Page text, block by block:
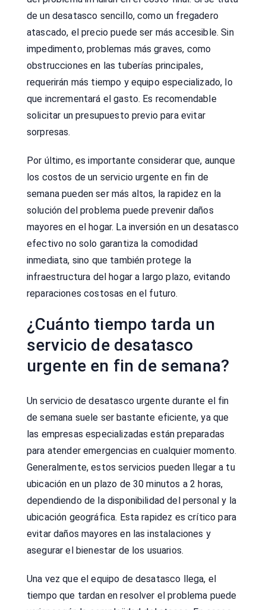
de un desatasco sencillo, como un fregadero
atascado, el precio puede ser más accesible. Sin
impedimento, problemas más graves, como
obstrucciones en las tuberías principales,
requerirán más tiempo y equipo especializado, lo
que incrementará el gasto. Es recomendable
solicitar un presupuesto previo para evitar
sorpresas.
Por último, es importante considerar que, aunque
los costos de un servicio urgente en fin de
semana pueden ser más altos, la rapidez en la
solución del problema puede prevenir daños
mayores en el hogar. La inversión en un desatasco
efectivo no solo garantiza la comodidad
inmediata, sino que también protege la
infraestructura del hogar a largo plazo, evitando
reparaciones costosas en el futuro.
¿Cuánto tiempo tarda un
servicio de desatasco
urgente en fin de semana?
Un servicio de desatasco urgente durante el fin
de semana suele ser bastante eficiente, ya que
las empresas especializadas están preparadas
para atender emergencias en cualquier momento.
Generalmente, estos servicios pueden llegar a tu
ubicación en un plazo de 30 minutos a 2 horas,
dependiendo de la disponibilidad del personal y la
ubicación geográfica. Esta rapidez es crítico para
evitar daños mayores en las instalaciones y
asegurar el bienestar de los usuarios.
Una vez que el equipo de desatasco llega, el
tiempo que tardan en resolver el problema puede